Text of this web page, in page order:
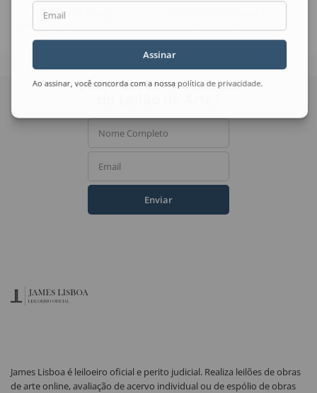
Fernando Araujo
Email
Assinar
Ao assinar, você concorda com a nossa política de privacidade.
Quer receber novidades
Nome Completo
Email
Enviar
James Lisboa é leiloeiro oficial e perito judicial. Realiza leilões de obras
de arte online, avaliação de acervo individual ou de espólio de obras